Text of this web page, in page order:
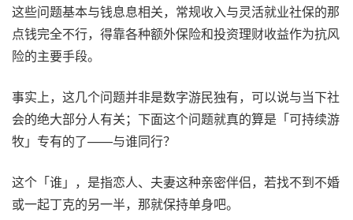
这些问题基本与钱息息相关，常规收入与灵活就业社保的那
点钱完全不行，得靠各种额外保险和投资理财收益作为抗风
险的主要手段。
事实上，这几个问题并非是数字游民独有，可以说与当下社
会的绝大部分人有关；下面这个问题就真的算是「可持续游
牧」专有的了——与谁同行？
这个「谁」，是指恋人、夫妻这种亲密伴侣，若找不到不婚
或一起丁克的另一半，那就保持单身吧。